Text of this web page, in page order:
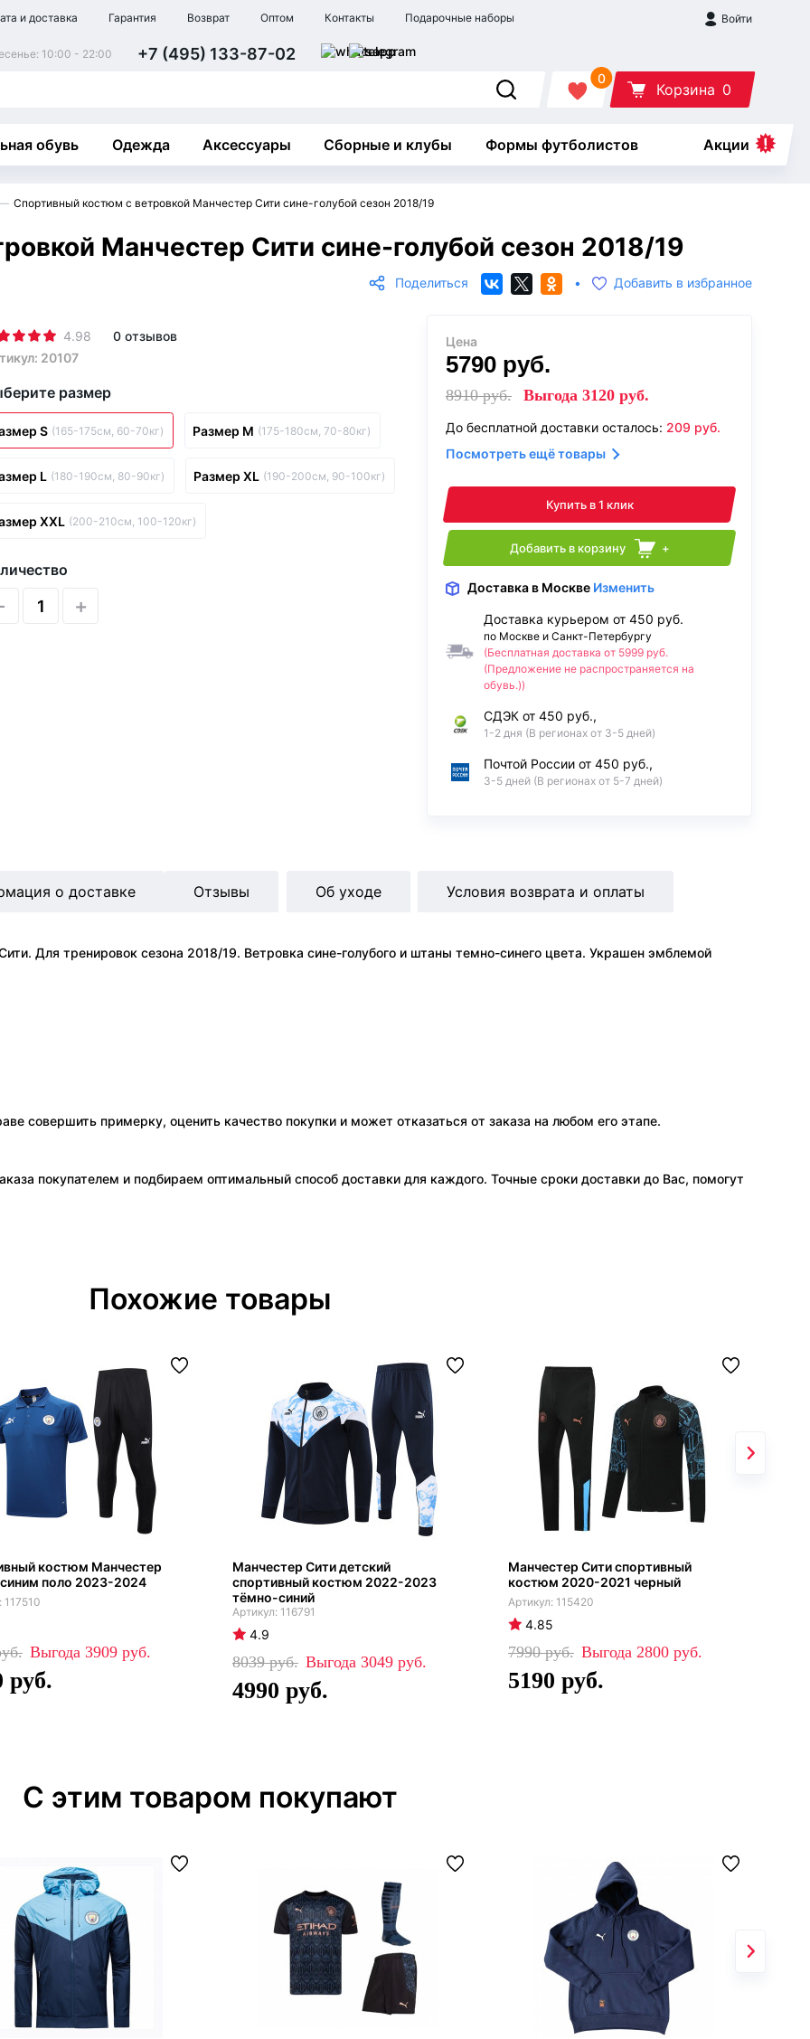
и доставка Гарантия Возврат Оптом Контакты Подарочные наборы Войти
10:00 - 22:00 +7 (495) 133-87-02
0
Корзина 0
обувь Одежда Аксессуары Сборные и клубы Формы футболистов Акции
Спортивный костюм с ветровкой Манчестер Сити сине-голубой сезон 2018/19
Манчестер Сити сине-голубой сезон 2018/19
Поделиться • Добавить в избранное
4.98
0 отзывов
20107
размер
S (165-175см, 60-70кг) Размер M (175-180см, 70-80кг)
L (180-190см, 80-90кг) Размер XL (190-200см, 90-100кг)
XXL (200-210см, 100-120кг)
+
Цена
5790 руб.
8910руб. Выгода 3120 руб.
До бесплатной доставки осталось: 209 руб.
Посмотреть ещё товары
Купить в 1 клик
Добавить в корзину +
Доставка в Москве Изменить
Доставка курьером от 450 руб.
по Москве и Санкт-Петербургу
(Бесплатная доставка от 5999 руб.
(Предложение не распространяется на
обувь.))
СДЭК от 450 руб.,
1-2 дня (В регионах от 3-5 дней)
Почтой России от 450 руб.,
3-5 дней (В регионах от 5-7 дней)
Для тренировок сезона 2018/19. Ветровка сине-голубого и штаны темно-синего цвета. Украшен эмблемой
о доставке Отзывы Об уходе Условия возврата и оплаты
совершить примерку, оценить качество покупки и может отказаться от заказа на любом его этапе.
покупателем и подбираем оптимальный способ доставки для каждого. Точные сроки доставки до Вас, помогут
Похожие товары
костюм Манчестер
поло 2023-2024
117510
3909
Манчестер Сити детский
спортивный костюм 2022-2023
тёмно-синий
116791
4.9
8039 3049
4990
Манчестер Сити спортивный
костюм 2020-2021 черный
115420
4.85
7990 2800
5190
С этим товаром покупают